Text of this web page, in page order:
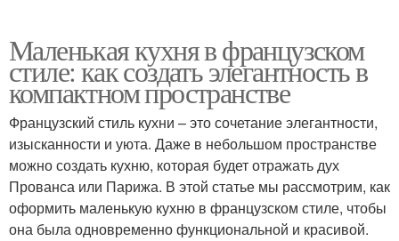
Маленькая кухня в французском
стиле: как создать элегантность в
компактном пространстве
Французский стиль кухни – это сочетание элегантности,
изысканности и уюта. Даже в небольшом пространстве
можно создать кухню, которая будет отражать дух
Прованса или Парижа. В этой статье мы рассмотрим, как
оформить маленькую кухню в французском стиле, чтобы
она была одновременно функциональной и красивой.